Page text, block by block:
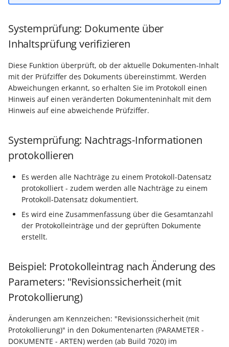
Systemprüfung: Dokumente über
Inhaltsprüfung verifizieren
Diese Funktion überprüft, ob der aktuelle Dokumenten-Inhalt
mit der Prüfziffer des Dokuments übereinstimmt. Werden
Abweichungen erkannt, so erhalten Sie im Protokoll einen
Hinweis auf einen veränderten Dokumenteninhalt mit dem
Hinweis auf eine abweichende Prüfziffer.
Systemprüfung: Nachtrags-Informationen
protokollieren
Es werden alle Nachträge zu einem Protokoll-Datensatz
protokolliert - zudem werden alle Nachträge zu einem
Protokoll-Datensatz dokumentiert.
Es wird eine Zusammenfassung über die Gesamtanzahl
der Protokolleinträge und der geprüften Dokumente
erstellt.
Beispiel: Protokolleintrag nach Änderung des
Parameters: "Revisionssicherheit (mit
Protokollierung)
Änderungen am Kennzeichen: "Revisionssicherheit (mit
Protokollierung)" in den Dokumentenarten (PARAMETER -
DOKUMENTE - ARTEN) werden (ab Build 7020) im